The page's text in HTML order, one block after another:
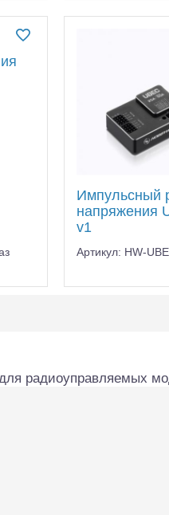
Импульсный
напряжения
v1
Артикул: HW-
радиоуправляемых